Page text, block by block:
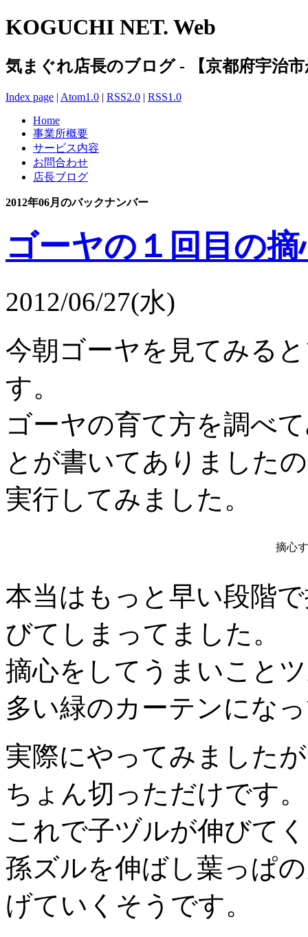
KOGUCHI NET. Web
気まぐれ店長のブログ - 【京都府宇治
Index page | Atom1.0 | RSS2.0 | RSS1.0
Home
事業所概要
サービス内容
お問合わせ
店長ブログ
2012年06月のバックナンバー
ゴーヤの１回目の
2012/06/27(水)
今朝ゴーヤを見てみる
す。
ゴーヤの育て方を調べ
とが書いてありました
実行してみました。
摘心
本当はもっと早い段階
びてしまってました。
摘心をしてうまいこと
多い緑のカーテンにな
実際にやってみました
ちょん切っただけです。
これで子ヅルが伸びて
孫ズルを伸ばし葉っぱ
げていくそうです。